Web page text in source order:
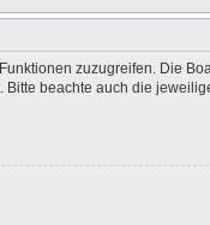
zuzugreifen. Die
beachte auch die